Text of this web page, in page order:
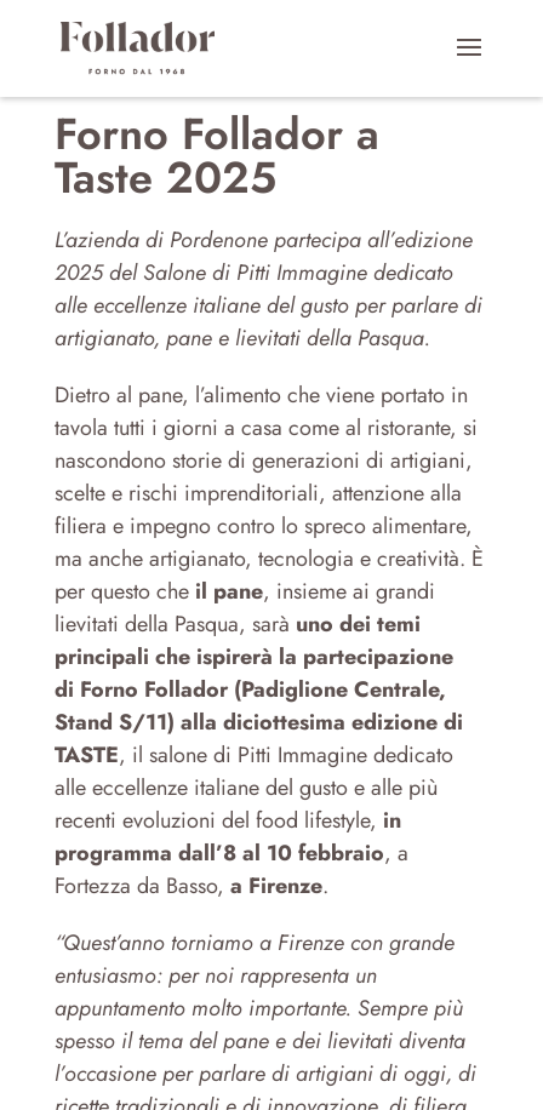
Forno Follador a
Taste 2025
L’azienda di Pordenone partecipa all’edizione
2025 del Salone di Pitti Immagine dedicato
alle eccellenze italiane del gusto per parlare di
artigianato, pane e lievitati della Pasqua.
Dietro al pane, l’alimento che viene portato in
tavola tutti i giorni a casa come al ristorante, si
nascondono storie di generazioni di artigiani,
scelte e rischi imprenditoriali, attenzione alla
filiera e impegno contro lo spreco alimentare,
ma anche artigianato, tecnologia e creatività. È
per questo che il pane, insieme ai grandi
lievitati della Pasqua, sarà uno dei temi
principali che ispirerà la partecipazione
di Forno Follador (Padiglione Centrale,
Stand S/11) alla diciottesima edizione di
TASTE, il salone di Pitti Immagine dedicato
alle eccellenze italiane del gusto e alle più
recenti evoluzioni del food lifestyle, in
programma dall’8 al 10 febbraio, a
Fortezza da Basso, a Firenze.
“Quest’anno torniamo a Firenze con grande
entusiasmo: per noi rappresenta un
appuntamento molto importante. Sempre più
spesso il tema del pane e dei lievitati diventa
l’occasione per parlare di artigiani di oggi, di